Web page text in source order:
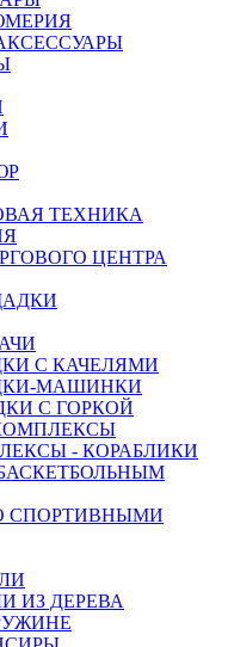
ТЕХНИКА
ЦЕНТРА
С КАЧЕЛЯМИ
МАШИНКИ
С ГОРКОЙ
- КОРАБЛИКИ
СПОРТИВНЫМИ
ИЗ ДЕРЕВА